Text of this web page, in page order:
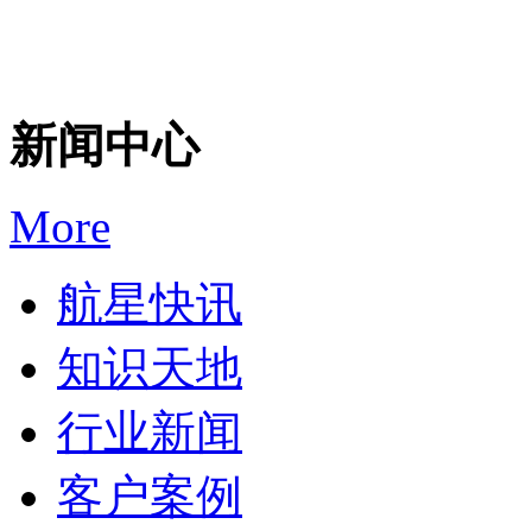
新闻中心
More
航星快讯
知识天地
行业新闻
客户案例